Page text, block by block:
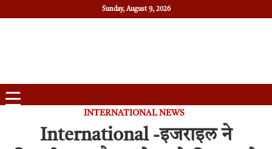
Sunday, August 9, 2026
INTERNATIONAL NEWS
International -इजराइल ने